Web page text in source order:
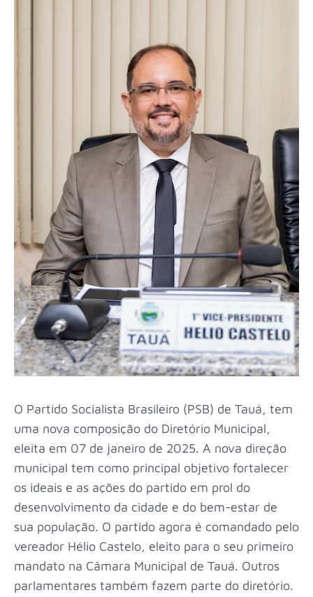
O Partido Socialista Brasileiro (PSB) de Tauá, tem
uma nova composição do Diretório Municipal,
eleita em 07 de janeiro de 2025. A nova direção
municipal tem como principal objetivo fortalecer
os ideais e as ações do partido em prol do
desenvolvimento da cidade e do bem-estar de
sua população. O partido agora é comandado pelo
vereador Hélio Castelo, eleito para o seu primeiro
mandato na Câmara Municipal de Tauá. Outros
parlamentares também fazem parte do diretório.